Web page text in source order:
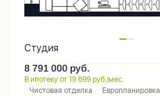
Студия
8 791 000 руб.
В ипотеку от 19 699 руб./мес.
Чистовая отделка
Европланировка